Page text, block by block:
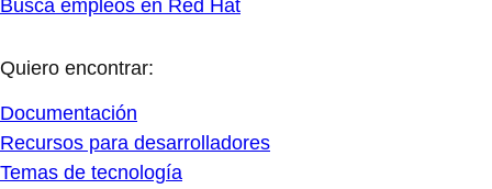
Busca empleos en Red Hat
Quiero encontrar:
Documentación
Recursos para desarrolladores
Temas de tecnología